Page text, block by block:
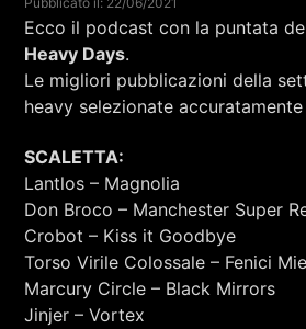
SELEZIONI MUSICALI
RCA - Radio città aperta
Ecco il podcast con la puntata
Heavy Days.
Le migliori pubblicazioni della
heavy selezionate
SCALETTA:
Lantlos – Magnolia
Don Broco – Manchester Super
Crobot – Kiss it Goodbye
Torso Virile Colossale – Fenici
Marcury Circle – Black Mirrors
Jinjer – Vortex